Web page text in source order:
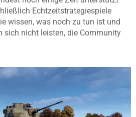
Echtzeitstrategiespiele
wissen, was noch zu tun ist und
sich nicht leisten, die Community